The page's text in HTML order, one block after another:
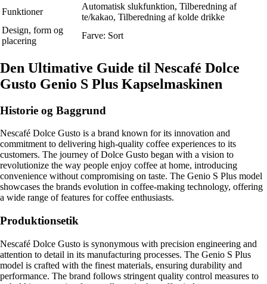
Funktioner
Automatisk slukfunktion, Tilberedning af
te/kakao, Tilberedning af kolde drikke
Design, form og
placering
Farve: Sort
Den Ultimative Guide til Nescafé Dolce
Gusto Genio S Plus Kapselmaskinen
Historie og Baggrund
Nescafé Dolce Gusto is a brand known for its innovation and
commitment to delivering high-quality coffee experiences to its
customers. The journey of Dolce Gusto began with a vision to
revolutionize the way people enjoy coffee at home, introducing
convenience without compromising on taste. The Genio S Plus model
showcases the brands evolution in coffee-making technology, offering
a wide range of features for coffee enthusiasts.
Produktionsetik
Nescafé Dolce Gusto is synonymous with precision engineering and
attention to detail in its manufacturing processes. The Genio S Plus
model is crafted with the finest materials, ensuring durability and
performance. The brand follows stringent quality control measures to